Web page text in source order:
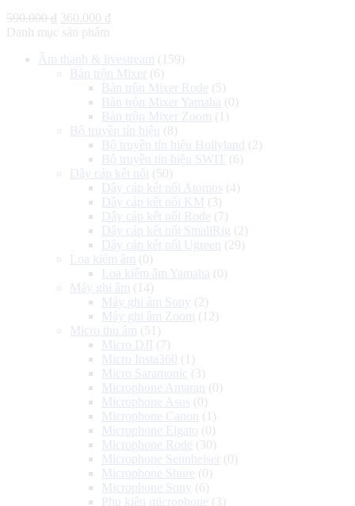
590.000₫ Giá
gốc
590.000 ₫.
360.000 ₫
là:
360.000 ₫.
Danh mục sản phẩm
Âm thanh & livestream (159)
Bàn trộn Mixer
(6)
Bàn trộn Mixer Rode (5)
Bàn trộn Mixer Yamaha (0)
Bàn trộn Mixer Zoom (1)
Bộ truyền tín hiệu
(8)
Bộ truyền tín hiệu Hollyland
(2)
Bộ truyền tín hiệu SWIT (6)
Dây cáp kết nối (50)
Dây cáp kết nối Atomos (4)
Dây cáp kết nối KM (3)
Dây cáp kết nối Rode (7)
Dây cáp kết nối SmallRig (2)
Dây cáp kết nối Ugreen
(29)
Loa kiểm âm (0)
Loa kiểm âm Yamaha (0)
Máy ghi âm (14)
Máy ghi âm Sony (2)
Máy ghi âm Zoom (12)
Micro thu âm (51)
Micro DJI (7)
Micro Insta360 (1)
Micro Saramonic (3)
Microphone Amaran
(0)
Microphone Asus (0)
Microphone Canon
(1)
Microphone Elgato (0)
Microphone Rode (30)
Microphone Sennheiser
(0)
Microphone Shure (0)
Microphone Sony (6)
Phụ kiện microphone (3)